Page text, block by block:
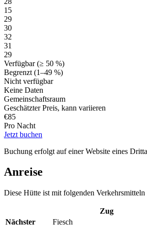
15
29
30
32
31
29
Verfügbar (≥ 50 %)
Begrenzt (1–49 %)
Nicht verfügbar
Keine Daten
Gemeinschaftsraum
Geschätzter Preis, kann variieren
€85
Pro Nacht
Jetzt buchen
Buchung erfolgt auf einer Website eines
Anreise
Diese Hütte ist mit folgenden Verkehrsmitteln
Zug
Nächster
Fiesch